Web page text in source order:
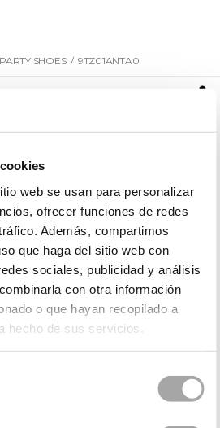
web se usan para personalizar
ofrecer funciones de redes
Además, compartimos
que haga del sitio web con
sociales, publicidad y análisis
con otra información
o que hayan recopilado a
hecho de sus servicios.
PARTY SHOES / 9TZ01ANTA0
Cocktail outfit.
AN APPOINTMENT